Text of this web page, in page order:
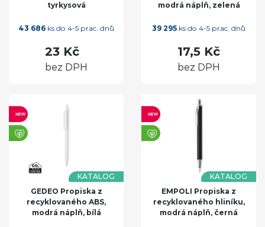
tyrkysová
43 686 ks do 4-5 prac. dnů
23 Kč
bez DPH
modrá náplň, zelená
39 295 ks do 4-5 prac. dnů
17,5 Kč
bez DPH
KATALOG
GEDEO Propiska z
recyklovaného ABS,
modrá náplň, bílá
KATALOG
EMPOLI Propiska z
recyklovaného hliníku,
modrá náplň, černá